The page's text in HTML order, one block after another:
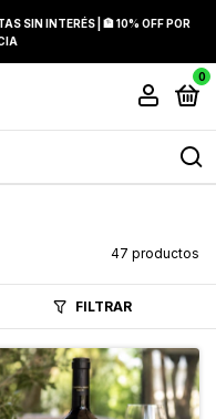
SIN INTERÉS | 🏦 10% OFF POR
0
47 productos
FILTRAR